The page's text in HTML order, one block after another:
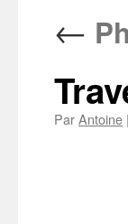
contenu←
ParAntoine |